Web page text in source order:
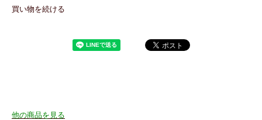
買い物を続ける
他の商品を見る